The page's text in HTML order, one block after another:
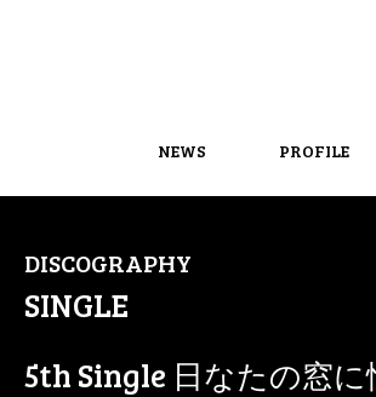
NEWS PROFILE
DISCOGRAPHY
SINGLE
5th Single 日なたの窓に